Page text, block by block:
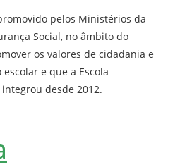
pelos Ministérios da
Social, no âmbito do
os valores de cidadania e
e que a Escola
desde 2012.